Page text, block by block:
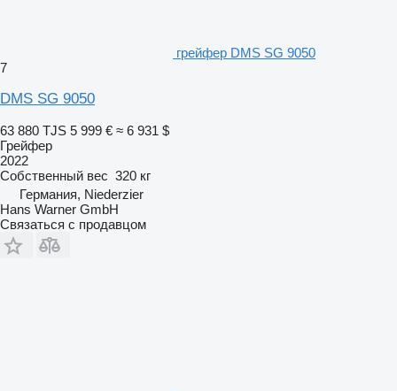
грейфер DMS SG 9050
7
DMS SG 9050
63 880 TJS 5 999 € ≈ 6 931 $
Грейфер
2022
Собственный вес 320 кг
Германия, Niederzier
Hans Warner GmbH
Связаться с продавцом